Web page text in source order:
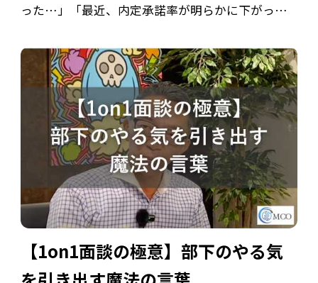
った…」「最近、内定承諾率が明らかに下がって
後の最後で実を結ばない…」 採用市場が激化する
中、多くの採用担当者様が同じ悩みを抱えて […]
【1on1面談の極意】部下のやる気